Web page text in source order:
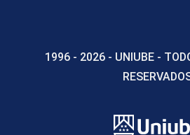
1996 - 2026 - UNIUBE -